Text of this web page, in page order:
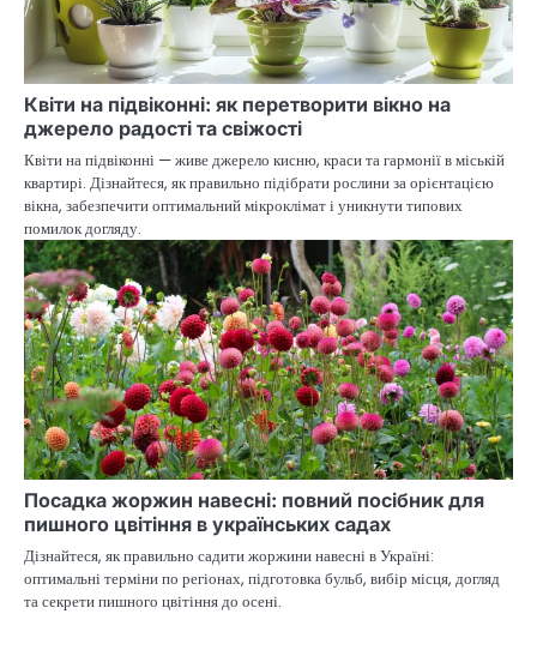
Квіти на підвіконні: як перетворити вікно на
джерело радості та свіжості
Квіти на підвіконні — живе джерело кисню, краси та гармонії в міській
квартирі. Дізнайтеся, як правильно підібрати рослини за орієнтацією
вікна, забезпечити оптимальний мікроклімат і уникнути типових
помилок догляду.
Посадка жоржин навесні: повний посібник для
пишного цвітіння в українських садах
Дізнайтеся, як правильно садити жоржини навесні в Україні:
оптимальні терміни по регіонах, підготовка бульб, вибір місця, догляд
та секрети пишного цвітіння до осені.